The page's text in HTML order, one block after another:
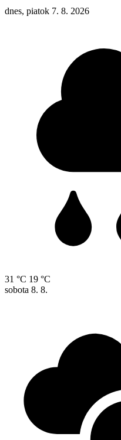
dnes, piatok 7. 8. 2026
31 °C 19 °C
sobota 8. 8.